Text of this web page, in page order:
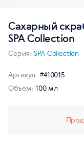
Сахарный
SPA Collection
Серия: SPA Collection
Артикул: #410015
Объем: 100 мл